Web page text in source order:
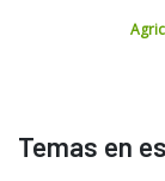
Temas en